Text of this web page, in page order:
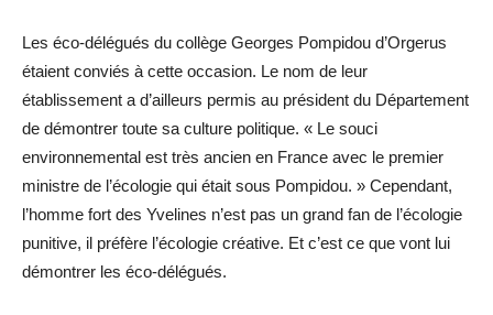
Les éco-délégués du collège Georges Pompidou d’Orgerus
étaient conviés à cette occasion. Le nom de leur
établissement a d’ailleurs permis au président du Département
de démontrer toute sa culture politique. « Le souci
environnemental est très ancien en France avec le premier
ministre de l’écologie qui était sous Pompidou. » Cependant,
l’homme fort des Yvelines n’est pas un grand fan de l’écologie
punitive, il préfère l’écologie créative. Et c’est ce que vont lui
démontrer les éco-délégués.